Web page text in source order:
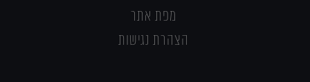
מפת אתר
הצהרת נגישות